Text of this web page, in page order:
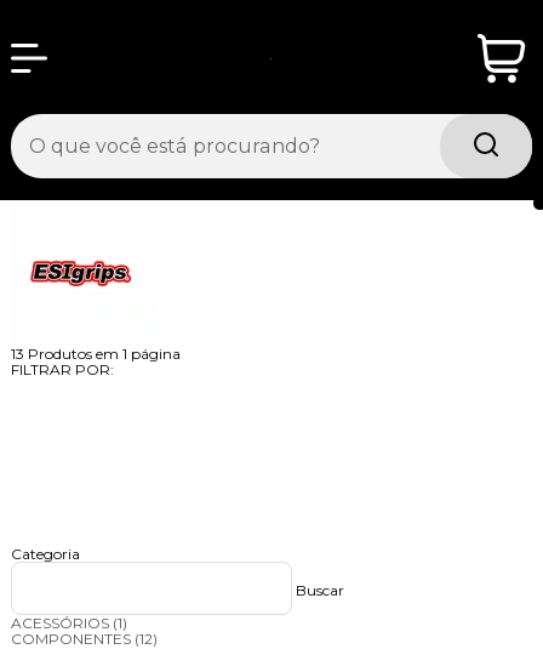
13 Produtos em 1 página
FILTRAR POR:
Categoria
Buscar
ACESSÓRIOS (1)
COMPONENTES (12)